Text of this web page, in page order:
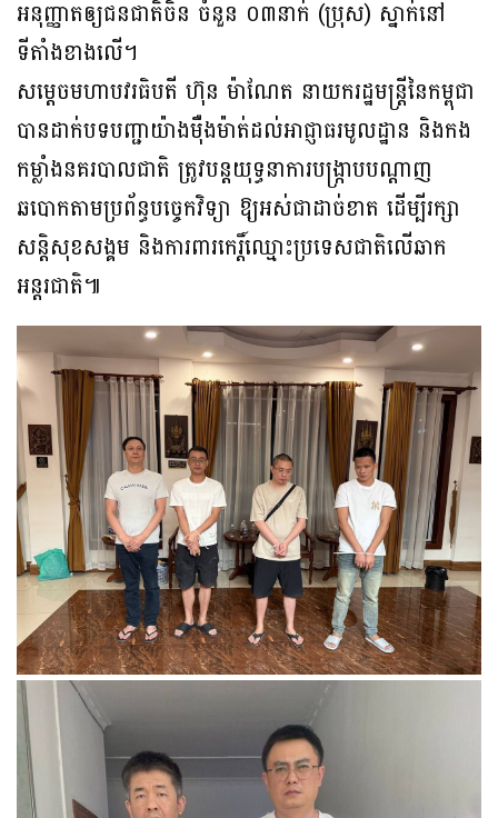
អនុញ្ញាតឲ្យជនជាតិចិន ចំនួន ០៣នាក់ (ប្រុស) ស្នាក់នៅ
ទីតាំងខាងលើ។
សម្តេចមហាបវរធិបតី ហ៊ុន ម៉ាណែត នាយករដ្ឋមន្ត្រីនៃកម្ពុជា
បានដាក់បទបញ្ជាយ៉ាងម៉ឺងម៉ាត់ដល់អាជ្ញាធរមូលដ្ឋាន និងកង
កម្លាំងនគរបាលជាតិ ត្រូវបន្តយុទ្ធនាការបង្ក្រាបបណ្តាញ
ឆបោកតាមប្រព័ន្ធបច្ចេកវិទ្យា ឱ្យអស់ជាដាច់ខាត ដើម្បីរក្សា
សន្តិសុខសង្គម និងការពារកេរ្តិ៍ឈ្មោះប្រទេសជាតិលើឆាក
អន្តរជាតិ៕